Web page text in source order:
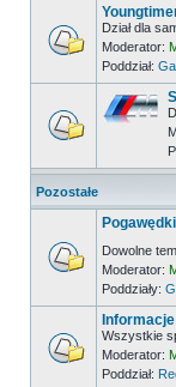
Dział dla
Moderator:
Poddział:
Pozostałe
Pogawędki
Dowolne
Moderator:
Poddziały:
Wszystkie
Moderator:
Poddział: